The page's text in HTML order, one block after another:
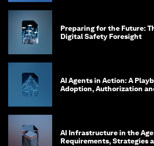
Preparing for the Future:
Digital Safety Foresight
AI Agents in Action: A
Adoption, Authorization
AI Infrastructure in the
Requirements, Strategies